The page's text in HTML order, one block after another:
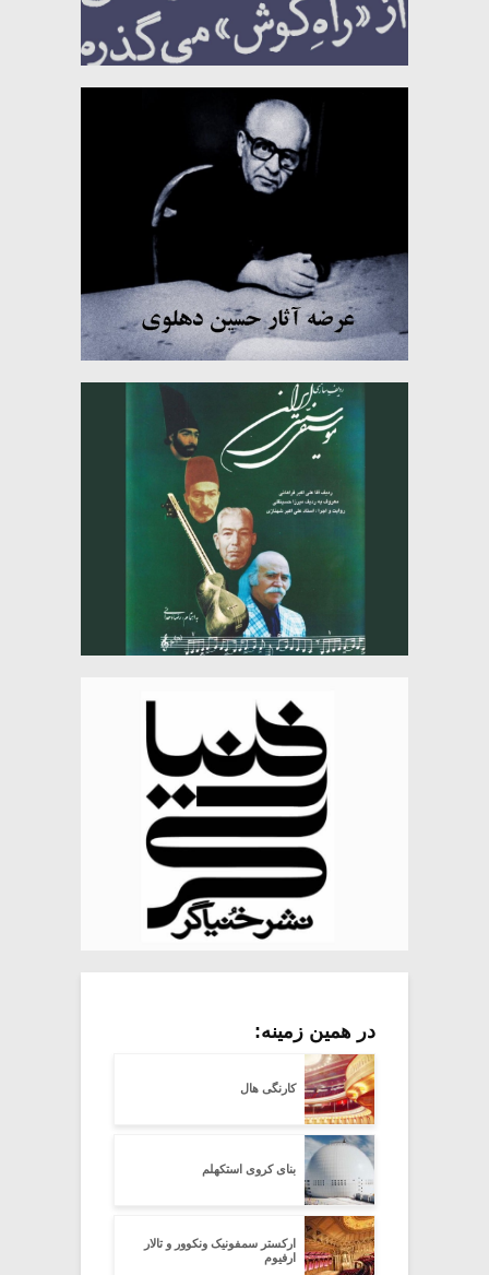
در همین زمینه:
کارنگی هال
بنای کروی استکهلم
ارکستر سمفونیک ونکوور و تالار
ارفیوم